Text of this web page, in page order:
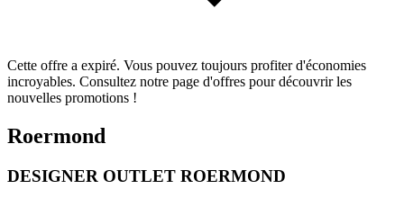
Cette offre a expiré. Vous pouvez toujours profiter d'économies
incroyables. Consultez notre page d'offres pour découvrir les
nouvelles promotions !
Roermond
DESIGNER OUTLET ROERMOND